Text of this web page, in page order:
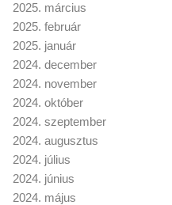
2025. március
2025. február
2025. január
2024. december
2024. november
2024. október
2024. szeptember
2024. augusztus
2024. július
2024. június
2024. május